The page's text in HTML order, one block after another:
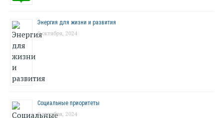
Энергия для жизни и развития
9 октября, 2024
Социальные приоритеты
9 октября, 2024